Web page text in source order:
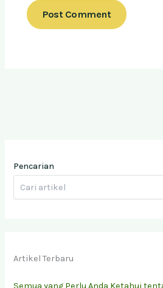
Pencarian
Artikel Terbaru
Semua yang Perlu Anda Ketahui